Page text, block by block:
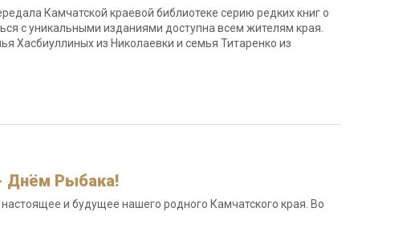
Камчатской краевой библиотеке серию редких книг о
с уникальными изданиями доступна всем жителям края.
Хасбиуллиных из Николаевки и семья Титаренко из
Днём Рыбака!
и будущее нашего родного Камчатского края. Во